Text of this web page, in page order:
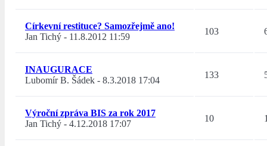
Církevní restituce? Samozřejmě ano!
Jan Tichý - 11.8.2012 11:59
103
INAUGURACE
Lubomír B. Šádek - 8.3.2018 17:04
133
Výroční zpráva BIS za rok 2017
Jan Tichý - 4.12.2018 17:07
10